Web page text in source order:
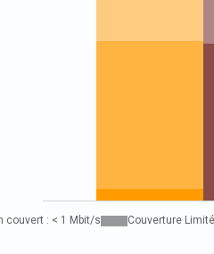
couvert : < 1 Mbit/s Couverture